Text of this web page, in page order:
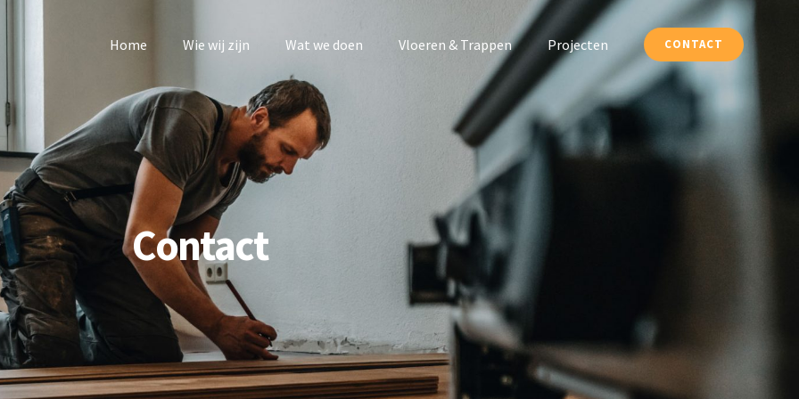
Home Wie wij zijn Wat we doen Vloeren & Trappen Projecten CONTACT
Contact